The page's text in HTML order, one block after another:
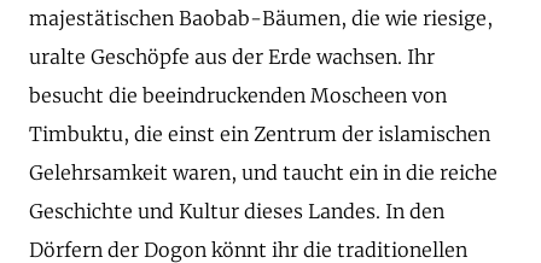
majestätischen Baobab-Bäumen, die wie riesige,
uralte Geschöpfe aus der Erde wachsen. Ihr
besucht die beeindruckenden Moscheen von
Timbuktu, die einst ein Zentrum der islamischen
Gelehrsamkeit waren, und taucht ein in die reiche
Geschichte und Kultur dieses Landes. In den
Dörfern der Dogon könnt ihr die traditionellen